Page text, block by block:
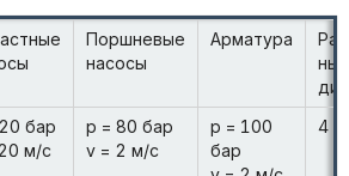
Поршневые
насосы
Арматура
ный
бар
м/с
p = 80 бар
v = 2 м/с
p = 100
бар
4 -